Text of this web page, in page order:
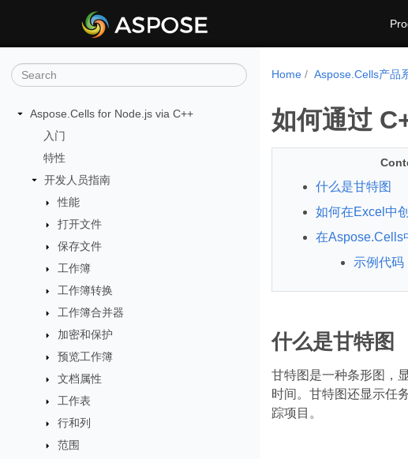
Aspose.Cells for Node.js via C++
入门
特性
开发人员指南
性能
打开文件
保存文件
工作簿
工作簿转换
工作簿合并器
加密和保护
预览工作簿
文档属性
工作表
行和列
范围
Home Aspose.Cells产品
如何通过
什么是甘特图
如何在Excel中
在Aspose.Cells
示例代码
什么是甘特图
甘特图是一种条形图，
时间。甘特图还显示任
踪项目。